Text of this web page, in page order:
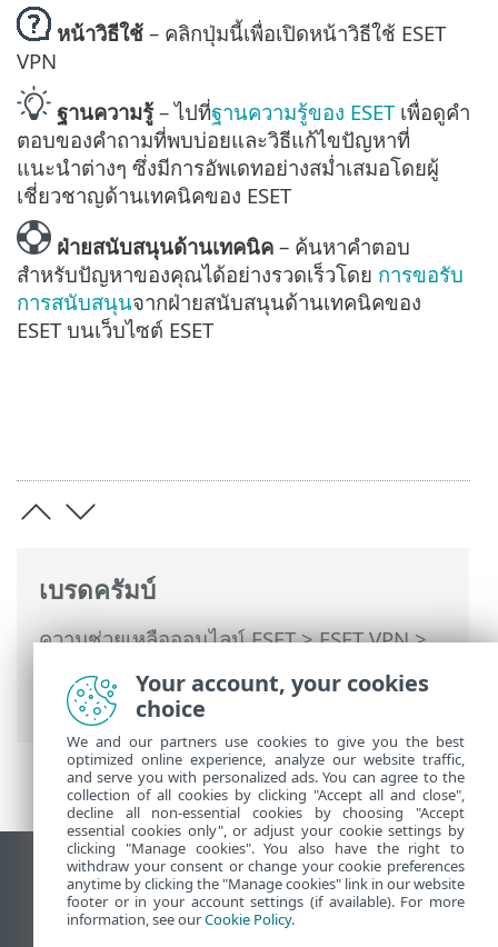
เบรดครัมบ์
ความช่วยเหลือออนไลน์ ESET>ESET VPN>
ESET VPN
> การใช้งาน ESET VPN
> วิธีใช้
และการสนับสนุน
หน้าวิธีใช้ – คลิกปุ่มนี้เพื่อเปิดหน้าวิธีใช้ ESET
VPN
ฐานความรู้– ไปที่ฐานความรู้ของ ESETเพื่อดูคำ
ตอบของคำถามที่พบบ่อยและวิธีแก้ไขปัญหาที่
แนะนำต่างๆ ซึ่งมีการอัพเดทอย่างสม่ำเสมอโดยผู้
เชี่ยวชาญด้านเทคนิคของ ESET
ฝ่ายสนับสนุนด้านเทคนิค – ค้นหาคำตอบ
สำหรับปัญหาของคุณได้อย่างรวดเร็วโดย การขอรับ
การสนับสนุนจากฝ่ายสนับสนุนด้านเทคนิคของ
ESET บนเว็บไซต์ ESET
ดูไซต์เดสก์ท็อป
End of Life
Your account, your cookies
choice
We and our partners use cookies to give you the best
optimized online experience, analyze our website traffic,
and serve you with personalized ads. You can agree to the
collection of all cookies by clicking "Accept all and close",
decline all non-essential cookies by choosing "Accept
essential cookies only", or adjust your cookie settings by
clicking "Manage cookies". You also have the right to
withdraw your consent or change your cookie preferences
anytime by clicking the "Manage cookies" link in our website
footer or in your account settings (if available). For more
information, see ourCookie Policy.